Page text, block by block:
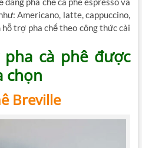
Americano, latte, cappuccino,
trợ pha chế theo công thức cài
pha cà phê được
chọn
Breville